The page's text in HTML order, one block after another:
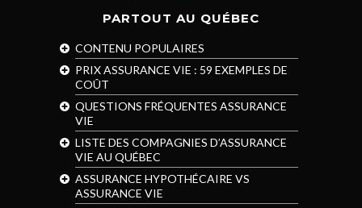
PARTOUT AU QUÉBEC
CONTENU POPULAIRES
PRIX ASSURANCE VIE : 59 EXEMPLES DE
COÛT
QUESTIONS FRÉQUENTES ASSURANCE
VIE
LISTE DES COMPAGNIES D’ASSURANCE
VIE AU QUÉBEC
ASSURANCE HYPOTHÉCAIRE VS
ASSURANCE VIE